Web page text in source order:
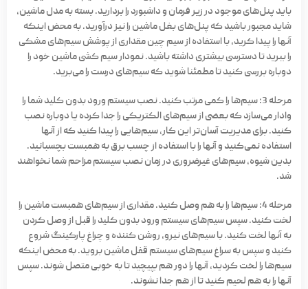
باید پنل‌های موجود در زیر فرمان و داشبورد را بردارید. بسته به مدل ماشین،
شاید مجبور باشید که پنل‌های بغل ماشین را نیز درآورید. به محض اینکه
آنها را پیدا کرید، با استفاده از سیم چین مقداری از پوشش سیم‌های مشکی
را ببرید تا دسترسی بیشتری داشته باشید. نمودار سیم کشی ماشین خود را
دوباره بررسی کنید تا مطمئنا شوید که سیم‌های درست را می‌برید.
مرحله 3:
سیم‌ها را کمی مرتب کنید. نصب سیستم ورود بدون کلید شما را
وادار می‌سازد که بعضی از سیم‌های الکتریکی را جدا کرده یا دوباره نصب
کنید. برای مدیریت آسان‌تر این کار، سیم‌هایی را پیدا کنید که از آنها
استفاده نمی‌کنید و آنها را با استفاده از چسب برق به همبست بچسبانید.
بدین شیوه، سیم‌های غیرضروری در زمان نصب سیستم مزاحم شما نخواهند
شد.
مرحله 4:
سیم‌ها را به هم وصل کنید. مقداری از سیم‌های همبست ماشین را
لخت کنید. سپس سیم‌های سیستم ورود بدون کلید را قبل از وصل کردن
به آنها لخت کنید. با سیم‌های نیرو، روشن کننده و چراغ پارکینگ شروع
کنید و سپس به سراغ سیم‌های سیستم قفل ماشین بروید. به محض اینکه
سیم‌ها را لخت کردید، آنها را دور هم بپیچید تا به خوبی متصل شوند. سپس
آنها را به هم لحیم کنید تا از هم جدا نشوند.